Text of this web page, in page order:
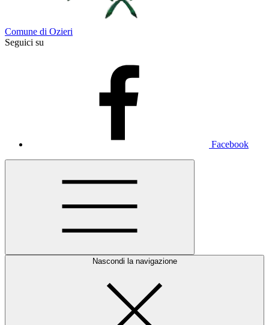
Comune di Ozieri
Seguici su
Facebook
Nascondi la navigazione